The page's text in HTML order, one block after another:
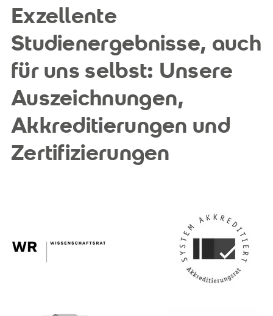
Exzellente
Studienergebnisse, auch
für uns selbst: Unsere
Auszeichnungen,
Akkreditierungen und
Zertifizierungen